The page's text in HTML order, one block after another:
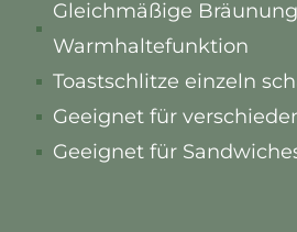
Gleichmäßige
Warmhaltefunktion
Toastschlitze einzeln
Geeignet für
Geeignet für